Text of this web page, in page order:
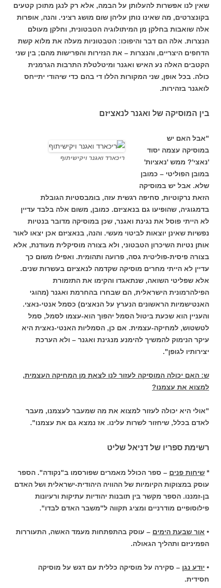
שאין לנו אפשרות להעלותן על הבמה, אלא רק לנגן מתוכן קטעים
בקונצרטים, מה שאינו נותן עליהן שום מושג רציני. והנה, אופרות
אלה שואבות בחלקן מן המיתולוגיה הטבטונית, וחלקן מעולם
הנצרות. אלה הם דבר והיפוכו: הטבטוניות מעלה את מלוא קשת
הדחפים היצריים, והנצרות – את הנזירות והפרישות מהם; בין שני
הקטבים האלה נע האיש ואגנר ומיטלטלת התרבות הגרמנית
כולה. בכל אופן, שני המקורות הללו די בהם כדי שיהודי יתייחס
לואגנר בזהירות.
בין המוסיקה של ואגנר לנאציזם
ריכארד ואגנר ויקישיתוף
"אבל האם יש
במוסיקה עצמה יסוד
'נאצי'? ממש 'נאציות'
במובן הפוליטי – כמובן
שלא. אבל יש במוסיקה
הזאת נרקוטיות, סחיפה רגשית עזה, בומבסטיות הגובלת
בדמגוגיה, שהופיעו גם בנאציזם. כמובן, משום אלה בלבד עדיין
לא הייתי פוסל את נגינת ואגנר, שכן במוסיקה מדובר בנטיות
נפשיות שאינן יוצאות לביטוי מעשי. והנה, בנאציזם אכן יצאו לאור
אותן נטיות השיכרון הטבטוני, ולא בצורה מוסיקלית מעודנת, אלא
בצורה פיסית-פוליטית גסה, פרועה ותהומית. ואפילו משום כך
עדיין לא הייתי מחרים מוסיקה שקדמה לנאציזם בעשרות שנים.
אלא שפליטי השואה, שנתאגדו והקימו את התזמורת
הפילהרמונית הישראלית, הם שבחרו בהחרמת ואגנר (מהוגי
האנטישמיות הראשונים הנערץ על הנאצים) כסמל אנטי-נאצי.
והעניין הוא שכעת ביטול הסמל יהפוך הוא-עצמו לסמל, סמל
לטשטוש, למחיקה-עצמית. אם כן, הסמליות האנטי-נאצית היא
עיקר הנימוק להמשיך להימנע מנגינת ואגנר – ולא הערכת
יצירותיו לגופן".
ש: האם יכולה המוסיקה לעזור לנו לצאת מן המחיקה העצמית,
למצוא את עצמנו?
"אולי היא יכולה לעזור למצוא את מה שמעבר לעצמנו, מעבר
לאדם בכלל, שיחזור לשרות עלינו. אז נמצא גם את עצמנו".
רשימת ספריו של דניאל שליט
* שיחות פנים – ספר הכולל מאמרים שפורסמו ב"נקודה". הספר
עוסק במצוקות הקיומיות של ההוויה היהודית-ישראלית ושל האדם
בן-זמננו. הספר מקשר בין תובנות יהודיות עתיקות ורעיונות
פילוסופיים מודרניים ומציג תקווה ל"משבר האדם לבדו".
• אור שבעת הימים – עוסק בהתפתחות מעמד האשה, התעוררות
הפמיניזם ותהליך הגאולה.
• יודע נגן – סקירה על מוסיקה כללית עם דגש על מוסיקה
חסידית.